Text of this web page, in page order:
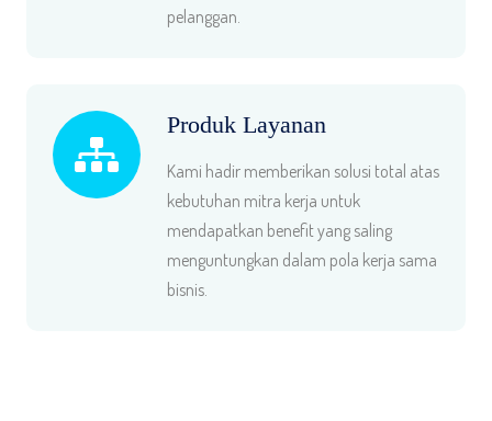
pelanggan.
Produk Layanan
Kami hadir memberikan solusi total atas
kebutuhan mitra kerja untuk
mendapatkan benefit yang saling
menguntungkan dalam pola kerja sama
bisnis.